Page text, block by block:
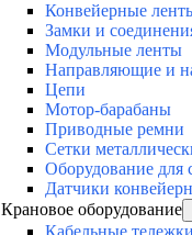
Конвейерные
Замки и
Модульные ленты
Направляющие и
Цепи
Мотор-барабаны
Приводные ремни
Сетки
Оборудование для
Датчики
Крановое оборудование